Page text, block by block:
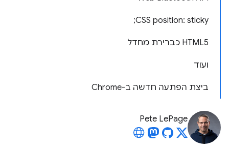
CSS position: sticky;
HTML5 כברירת מחדל
ועוד
ביצת הפתעה חדשה ב-Chrome
Pete LePage